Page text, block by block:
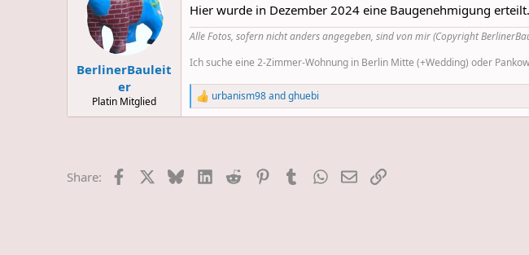
i
o
n
:
BerlinerBauleit
er
Platin Mitglied
Hier wurde in Dezember 2024 eine Baugenehmigung erteilt.
Alle Fotos, sofern nicht anders angegeben, sind von mir (Copyright
Ich suche eine 2-Zimmer-Wohnung in Berlin Mitte (+Wedding) oder
R
e
o
urbanism98andghuebi
Share: Facebook BlueskyLinkedIn
Reddit PinterestTumblrWhatsApp
E-MailLink einfügen